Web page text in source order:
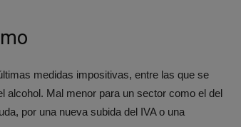
medidas impositivas, entre las que se
alcohol. Mal menor para un sector como el del
por una nueva subida del IVA o una